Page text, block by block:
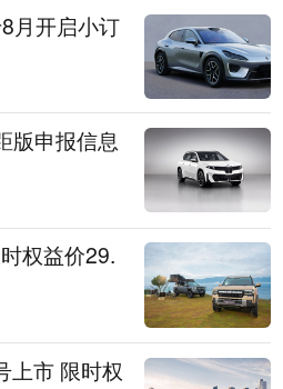
月开启小订
版申报信息
权益价29.
上市 限时权